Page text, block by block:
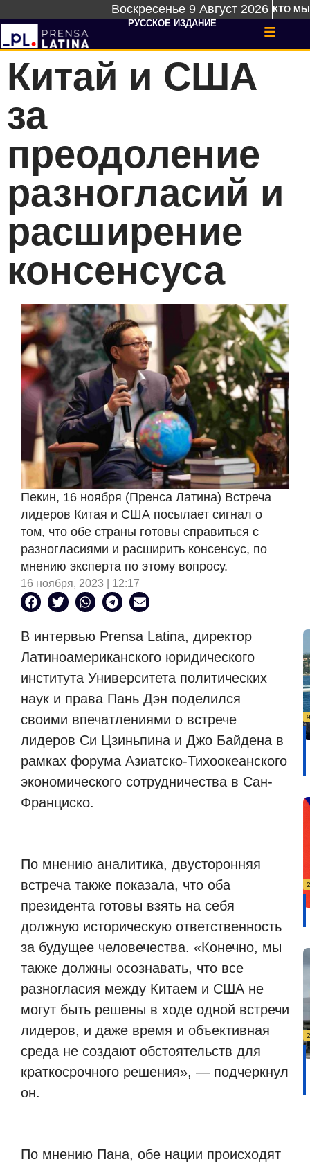
Воскресенье 9 Август 2026 КТО МЫ
РУССКОЕ ИЗДАНИЕ
Китай и США
за
преодоление
разногласий и
расширение
консенсуса
Пекин, 16 ноября (Пренса Латина) Встреча
лидеров Китая и США посылает сигнал о
том, что обе страны готовы справиться с
разногласиями и расширить консенсус, по
мнению эксперта по этому вопросу.
16 ноября, 2023 | 12:17
В интервью Prensa Latina, директор
Латиноамериканского юридического
института Университета политических
наук и права Пань Дэн поделился
своими впечатлениями о встрече
лидеров Си Цзиньпина и Джо Байдена в
рамках форума Азиатско-Тихоокеанского
экономического сотрудничества в Сан-
Франциско.
По мнению аналитика, двусторонняя
встреча также показала, что оба
президента готовы взять на себя
должную историческую ответственность
за будущее человечества. «Конечно, мы
также должны осознавать, что все
разногласия между Китаем и США не
могут быть решены в ходе одной встречи
лидеров, и даже время и объективная
среда не создают обстоятельств для
краткосрочного решения», — подчеркнул
он.
По мнению Пана, обе нации происходят